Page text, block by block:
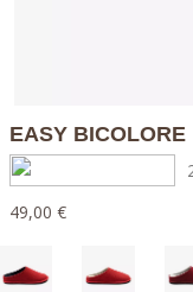
EASY BICOLORE
49,00 €